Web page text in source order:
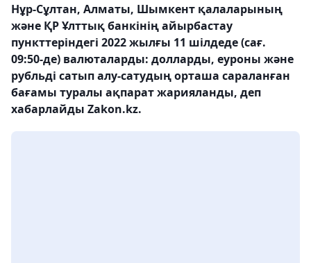
Нұр-Сұлтан, Алматы, Шымкент қалаларының
және ҚР Ұлттық банкінің айырбастау
пункттеріндегі 2022 жылғы 11 шілдеде (сағ.
09:50-де) валюталарды: долларды, еуроны және
рубльді сатып алу-сатудың орташа сараланған
бағамы туралы ақпарат жарияланды, деп
хабарлайды Zakon.kz.